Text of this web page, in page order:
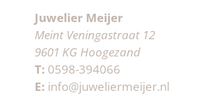
Juwelier Meijer
Meint Veningastraat 12
9601 KG Hoogezand
T: 0598-394066
E: info@juweliermeijer.nl